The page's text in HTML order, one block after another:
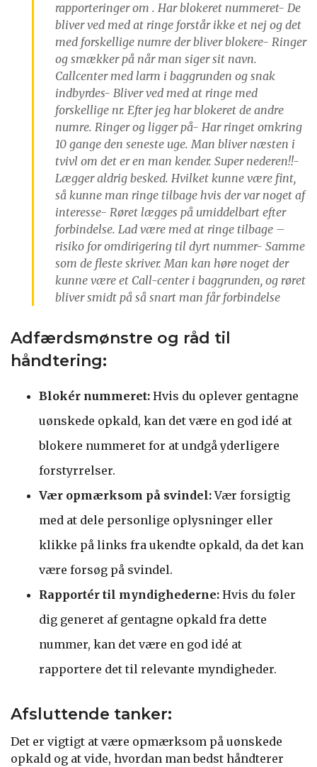
rapporteringer om . Har blokeret nummeret- De
bliver ved med at ringe forstår ikke et nej og det
med forskellige numre der bliver blokere- Ringer
og smækker på når man siger sit navn.
Callcenter med larm i baggrunden og snak
indbyrdes- Bliver ved med at ringe med
forskellige nr. Efter jeg har blokeret de andre
numre. Ringer og ligger på- Har ringet omkring
10 gange den seneste uge. Man bliver næsten i
tvivl om det er en man kender. Super nederen!!-
Lægger aldrig besked. Hvilket kunne være fint,
så kunne man ringe tilbage hvis der var noget af
interesse- Røret lægges på umiddelbart efter
forbindelse. Lad være med at ringe tilbage –
risiko for omdirigering til dyrt nummer- Samme
som de fleste skriver. Man kan høre noget der
kunne være et Call-center i baggrunden, og røret
bliver smidt på så snart man får forbindelse
Adfærdsmønstre og råd til
håndtering:
Blokér nummeret: Hvis du oplever gentagne
uønskede opkald, kan det være en god idé at
blokere nummeret for at undgå yderligere
forstyrrelser.
Vær opmærksom på svindel:Vær forsigtig
med at dele personlige oplysninger eller
klikke på links fra ukendte opkald, da det kan
være forsøg på svindel.
Rapportér til myndighederne: Hvis du føler
dig generet af gentagne opkald fra dette
nummer, kan det være en god idé at
rapportere det til relevante myndigheder.
Afsluttende tanker:
Det er vigtigt at være opmærksom på uønskede
opkald og at vide, hvordan man bedst håndterer